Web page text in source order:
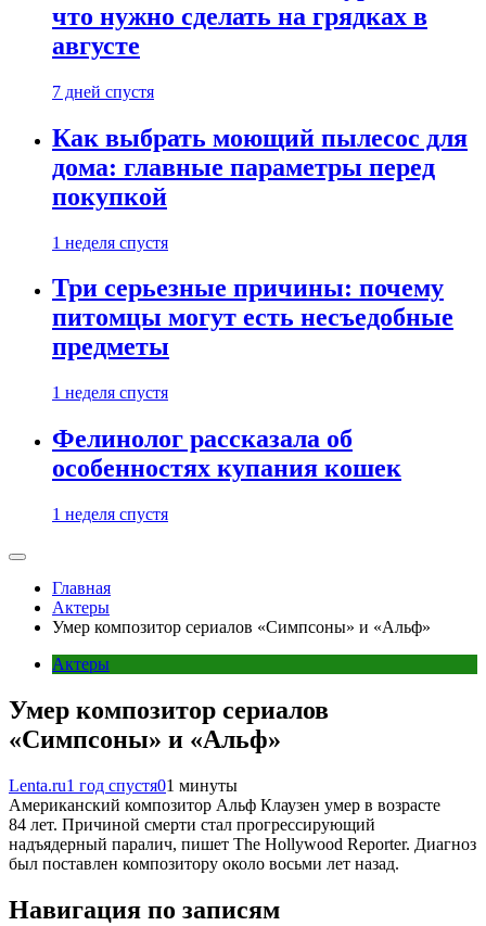
что нужно сделать на грядках в
августе
7 дней спустя
Как выбрать моющий пылесос для
дома: главные параметры перед
покупкой
1 неделя спустя
Три серьезные причины: почему
питомцы могут есть несъедобные
предметы
1 неделя спустя
Фелинолог рассказала об
особенностях купания кошек
1 неделя спустя
Главная
Актеры
Умер композитор сериалов «Симпсоны» и «Альф»
Актеры
Умер композитор сериалов
«Симпсоны» и «Альф»
Lenta.ru1 год спустя01 минуты
Американский композитор Альф Клаузен умер в возрасте
84 лет. Причиной смерти стал прогрессирующий
надъядерный паралич, пишет The Hollywood Reporter. Диагноз
был поставлен композитору около восьми лет назад.
Навигация по записям